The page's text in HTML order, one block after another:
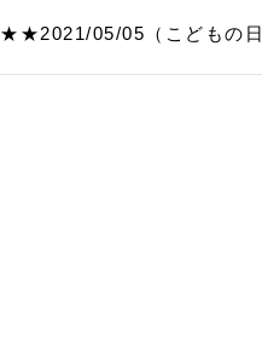
★★2021/05/05（こどもの